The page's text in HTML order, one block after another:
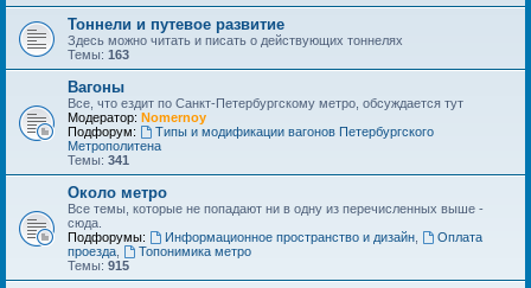
Тоннели и путевое развитие
Здесь можно читать и писать о действующих тоннелях
Темы: 163
Вагоны
Все, что ездит по Санкт-Петербургскому метро, обсуждается тут
Модератор: Nomernoy
Подфорум:
Типы и модификации вагонов Петербургского
Метрополитена
Темы: 341
Около метро
Все темы, которые не попадают ни в одну из перечисленных выше -
сюда.
Подфорумы:
Информационное пространство и дизайн,
Оплата
проезда
Топонимика метро
Темы: 915